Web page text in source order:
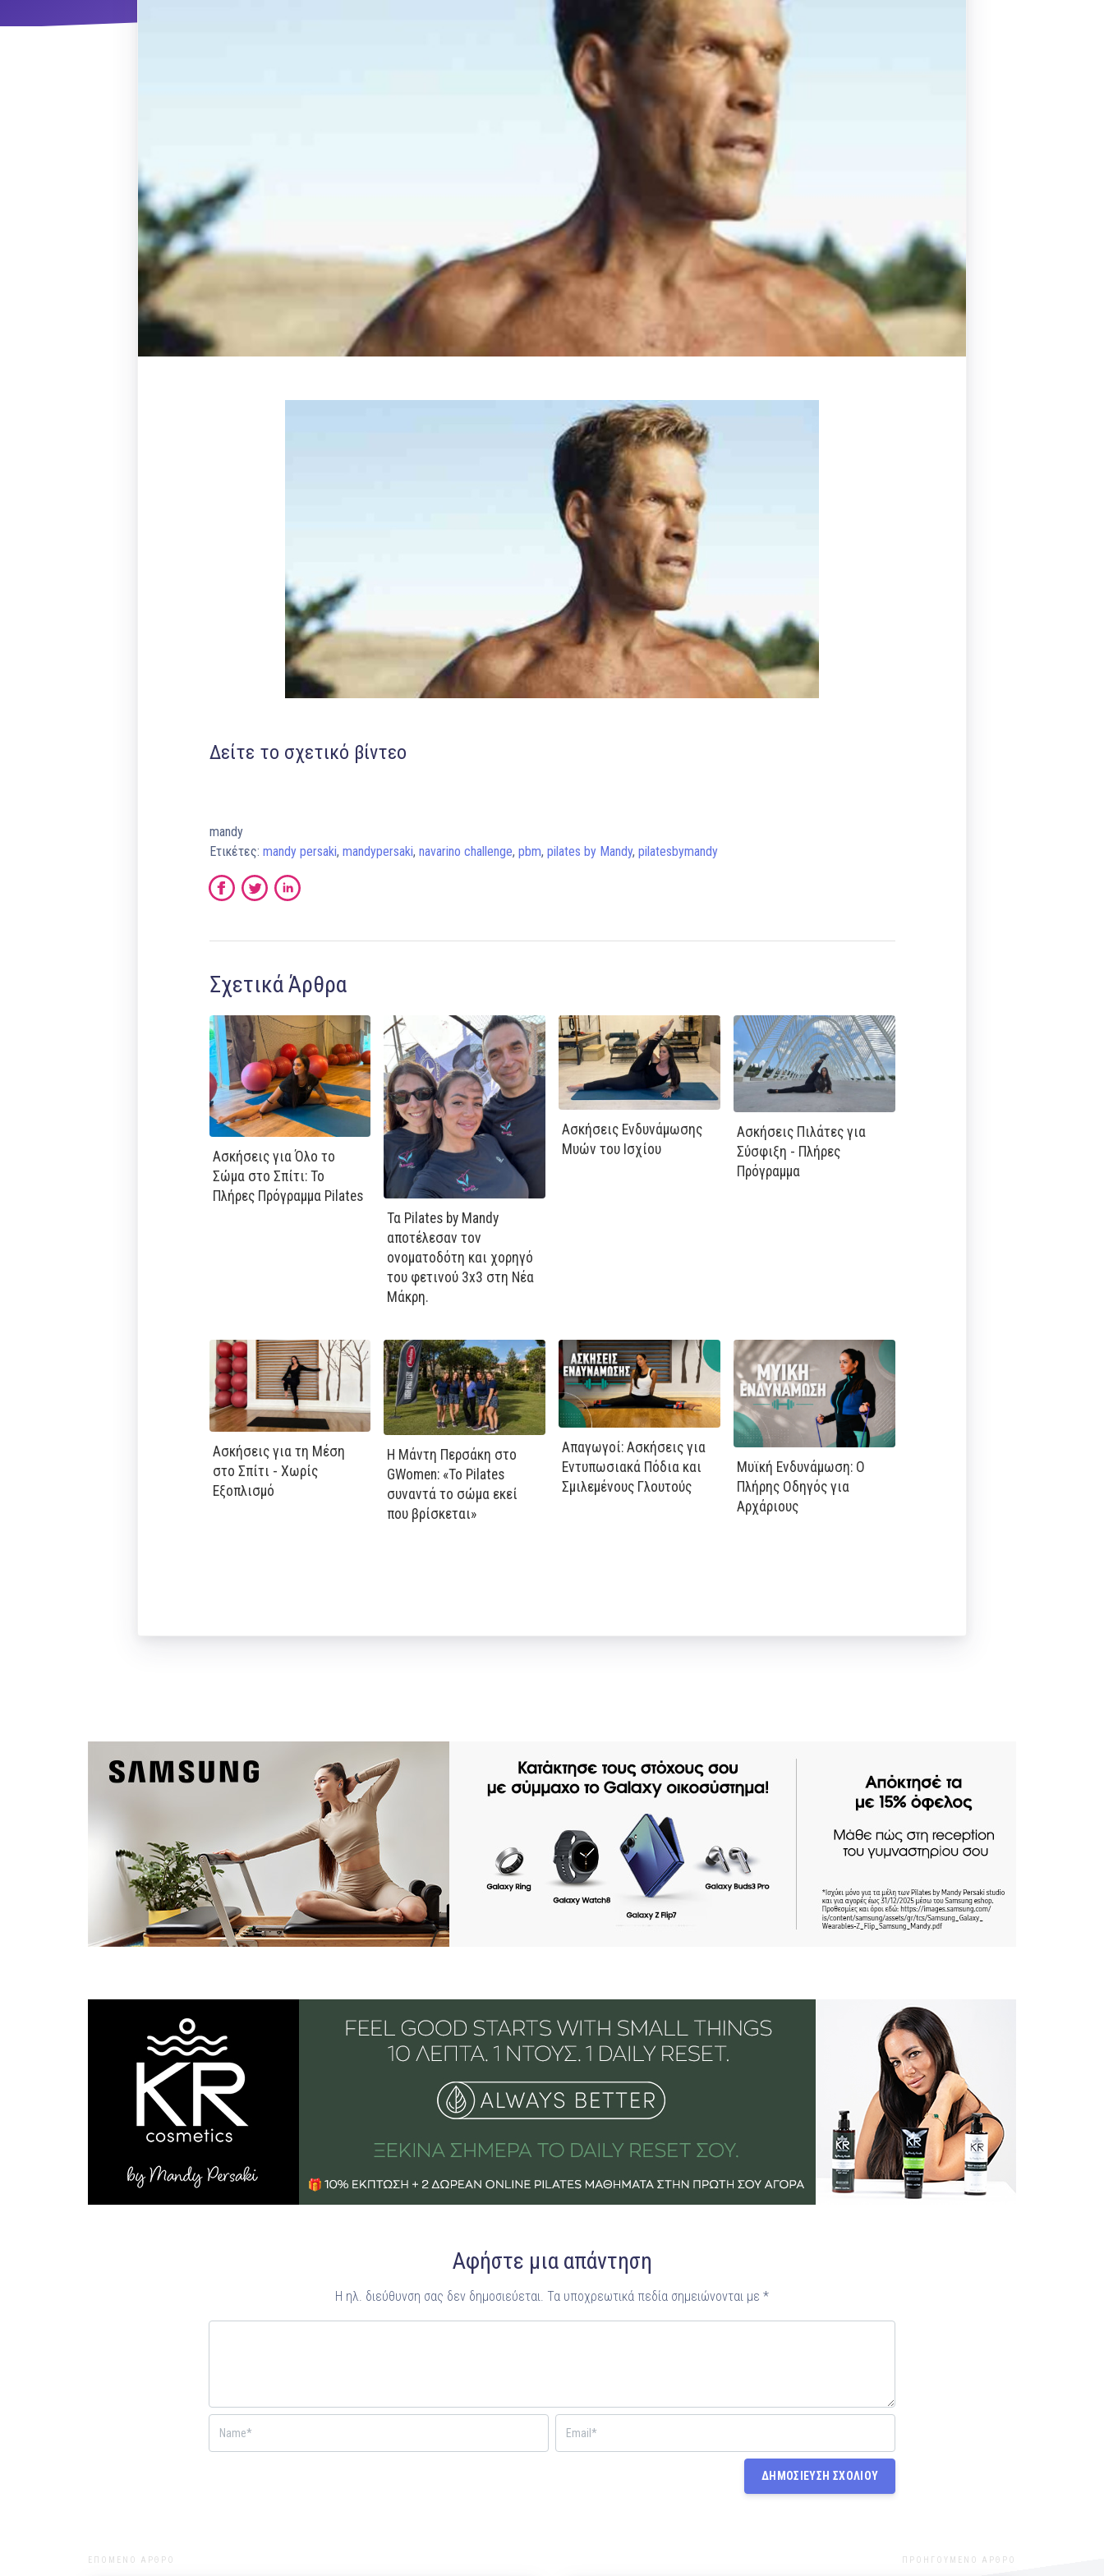
Ένα μεγάλο και όμορφο γυμναστήριο κοντά στη θάλασσα
Το pilates έχει τον δικό του καταπληκτικό χώρο στον
Προορισμός Pilates στην Καρδιά της Πόλης
FACEBOOK N.ΨΥΧΙΚΟΥ
Pilates by Mandy
FACEBOOK N.ΜΑΚΡΗΣ
Pilates by Mandy
FACEBOOK ΚΟΡΥΔΑΛΛΟΥ
Pilates by Mandy
FACEBOOK ΠΕΡΙΣΤΕΡΊΟΥ
Pilates by Mandy
FACEBOOK ΠΕΎΚΗΣ
ΚΑΝΑΛΙ YOUTUBE
Δείτε το σχετικό βίντεο
mandy
Ετικέτες: mandy persaki, mandypersaki, navarino challenge, pbm, pilates by Mandy, pilatesbymandy
Σχετικά Άρθρα
Ασκήσεις για Όλο το
Σώμα στο Σπίτι: Το
Πλήρες Πρόγραμμα Pilates
Τα Pilates by Mandy
αποτέλεσαν τον
ονοματοδότη και χορηγό
του φετινού 3x3 στη Νέα
Μάκρη.
Ασκήσεις Ενδυνάμωσης
Μυών του Ισχίου
Ασκήσεις Πιλάτες για
Σύσφιξη - Πλήρες
Πρόγραμμα
Ασκήσεις για τη Μέση
στο Σπίτι - Χωρίς
Εξοπλισμό
Η Μάντη Περσάκη στο
GWomen: «Το Pilates
συναντά το σώμα εκεί
που βρίσκεται»
Απαγωγοί: Ασκήσεις για
Εντυπωσιακά Πόδια και
Σμιλεμένους Γλουτούς
Μυϊκή Ενδυνάμωση: Ο
Πλήρης Οδηγός για
Αρχάριους
Αφήστε μια απάντηση
Η ηλ. διεύθυνση σας δεν δημοσιεύεται. Τα υποχρεωτικά πεδία σημειώνονται με *
ΕΠΟΜΕΝΟ ΑΡΘΡΟ ΠΡΟΗΓΟΥΜΕΝΟ ΑΡΘΡΟ